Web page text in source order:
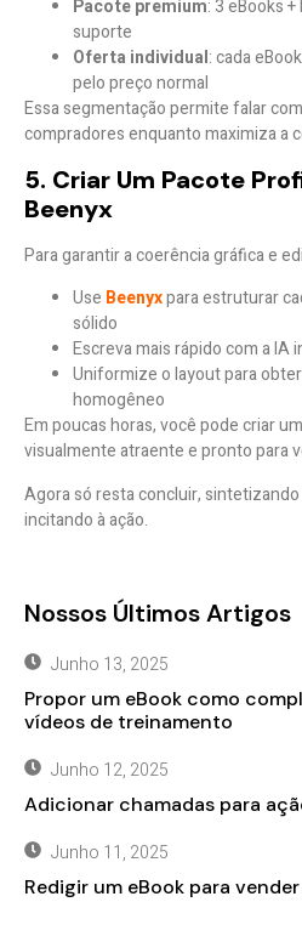
Pacote premium: 3 eBooks
suporte
Oferta individual: cada
pelo preço normal
Essa segmentação permitefalar
compradores enquanto maximiza a
5. Criar Um Pacote
Beenyx
Para garantir a coerência gráfica e
Use Beenyxpara estruturar
sólido
Escreva mais rápido com a IA
Uniformize o layout para
homogêneo
Em poucas horas, você pode criar
visualmente atraente e pronto para
Agora só resta concluir,
incitando à ação.
Nossos Últimos Artigos
Junho 13, 2025
Propor um eBook como
vídeos de treinamento
Junho 12, 2025
Adicionar chamadas para
Junho 11, 2025
Redigir um eBook para